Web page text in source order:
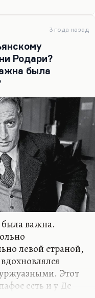
Висконти,—
и на ее фоне все
Я никогда
люди в
3 года назад
Родари?
была
важна.
левой страной,
Этот
есть и у Де